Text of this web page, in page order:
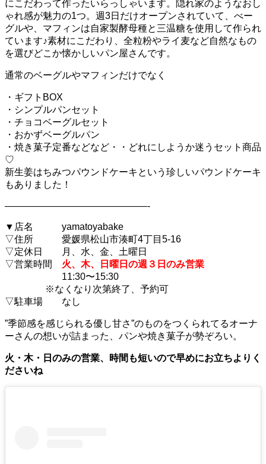
にこだわって作ったいらっしゃいます。隠れ家のようなおし
ゃれ感が魅力の1つ。週3日だけオープンされていて、べー
グルや、マフィンは自家製酵母種と三温糖を使用して作られ
ています♪素材にこだわり、全粒粉やライ麦など自然なもの
を選びどこか懐かしいパン屋さんです。
通常のベーグルやマフィンだけでなく
・ギフトBOX
・シンプルパンセット
・チョコベーグルセット
・おかずベーグルパン
・焼き菓子定番などなど・・どれにしようか迷うセット商品
♡
新生姜はちみつパウンドケーキという珍しいパウンドケーキ
もありました！
———————————————-
▼店名 yamatoyabake
▽住所 愛媛県松山市湊町4丁目5-16
▽定休日 月、水、金、土曜日
▽営業時間 火、木、日曜日の週３日のみ営業
11:30〜15:30
※なくなり次第終了、予約可
▽駐車場 なし
”季節感を感じられる優し甘さ”のものをつくられてるオーナ
ーさんの想いが詰まった、パンや焼き菓子が勢ぞろい。
火・木・日のみの営業、時間も短いので早めにお立ちよりく
ださいね